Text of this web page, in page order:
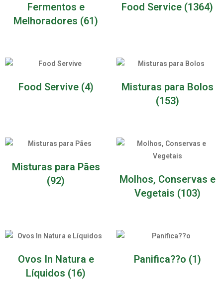
Fermentos e
Melhoradores (61)
Food Service (1364)
Food Servive (4)
Misturas para Bolos
(153)
Misturas para Pães
(92)
Molhos, Conservas e
Vegetais (103)
Ovos In Natura e
Líquidos (16)
Panifica??o (1)